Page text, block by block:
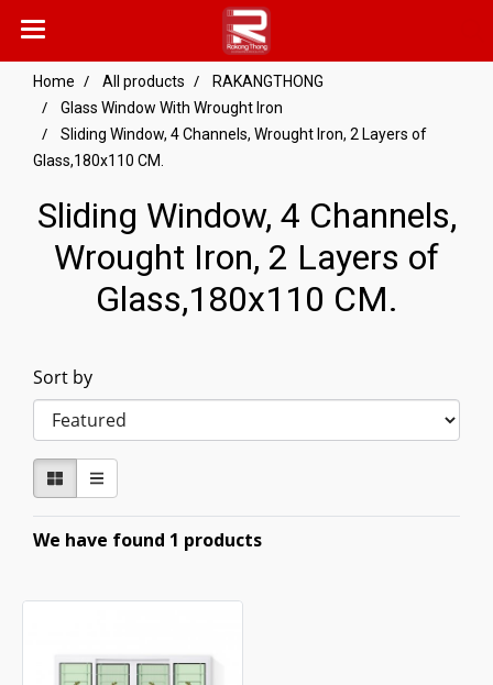
Home All products
RAKANGTHONG
Glass Window With Wrought Iron
Sliding Window, 4 Channels, Wrought Iron, 2 Layers of
Glass,180x110 CM.
Sliding Window, 4 Channels,
Wrought Iron, 2 Layers of
Glass,180x110 CM.
Sort by
We have found 1 products